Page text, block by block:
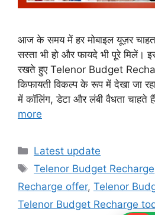
आज के समय में हर मोबाइल यूज़र
सस्ता भी हो और फायदे भी पूरे मिलें।
रखते हुए Telenor Budget
किफायती विकल्प के रूप में देखा जा
में कॉलिंग, डेटा और लंबी वैधता चाहते
more
Categories
Latest update
Tags
Telenor Budget Recharge
Recharge offer, Telenor
Telenor Budget Recharge